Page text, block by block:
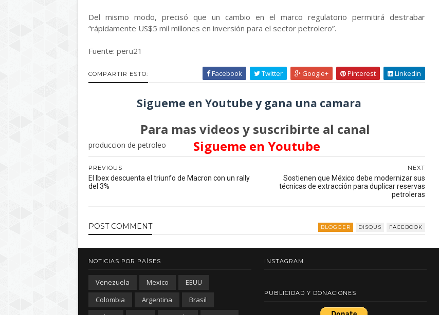
Del mismo modo, precisó que un cambio en el marco regulatorio permitirá destrabar
“rápidamente US$5 mil millones en inversión para el sector petrolero”.
Fuente: peru21
COMPARTIR ESTO: Facebook Twitter Google+ Pinterest Linkedin
Sigueme en Youtube y gana una camara
Para mas videos y suscribirte al canal
Sigueme en Youtube
produccion de petroleo
NEXT
Sostienen que México debe modernizar sus
técnicas de extracción para duplicar reservas
petroleras
PREVIOUS
El Ibex descuenta el triunfo de Macron con un rally
del 3%
POST COMMENT BLOGGER DISQUS FACEBOOK
NOTICIAS POR PAÍSES
Venezuela Mexico
EEUU
Colombia
Argentina
Brasil
INSTAGRAM
PUBLICIDAD Y DONACIONES